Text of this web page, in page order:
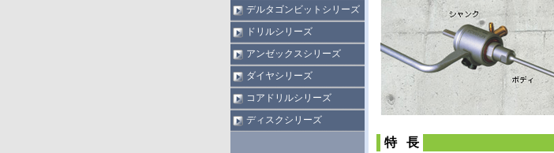
デルタゴンビットシリーズ
ドリルシリーズ
アンゼックスシリーズ
ダイヤシリーズ
コアドリルシリーズ
ディスクシリーズ
特 長